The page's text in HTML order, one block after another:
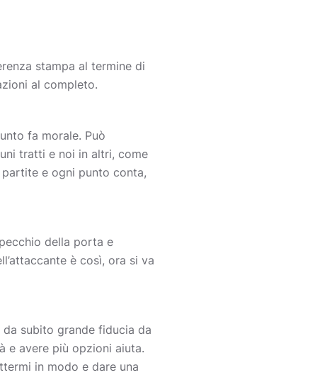
stampa al termine di
al completo.
fa morale. Può
tratti e noi in altri, come
partite e ogni punto conta,
della porta e
è così, ora si va
subito grande fiducia da
e avere più opzioni aiuta.
in modo e dare una